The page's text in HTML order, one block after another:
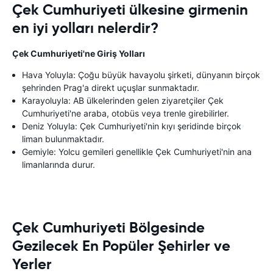
Çek Cumhuriyeti ülkesine girmenin
en iyi yolları nelerdir?
Çek Cumhuriyeti'ne Giriş Yolları
Hava Yoluyla: Çoğu büyük havayolu şirketi, dünyanın birçok
şehrinden Prag'a direkt uçuşlar sunmaktadır.
Karayoluyla: AB ülkelerinden gelen ziyaretçiler Çek
Cumhuriyeti'ne araba, otobüs veya trenle girebilirler.
Deniz Yoluyla: Çek Cumhuriyeti'nin kıyı şeridinde birçok
liman bulunmaktadır.
Gemiyle: Yolcu gemileri genellikle Çek Cumhuriyeti'nin ana
limanlarında durur.
Çek Cumhuriyeti Bölgesinde
Gezilecek En Popüler Şehirler ve
Yerler